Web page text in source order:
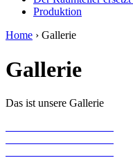
Produktion
Home › Gallerie
Gallerie
Das ist unsere Gallerie